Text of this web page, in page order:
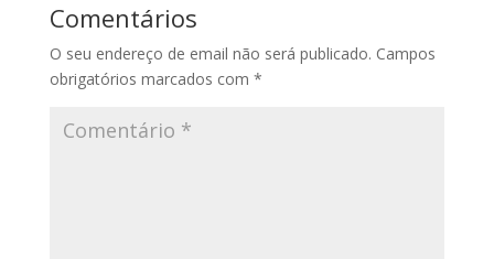
Comentários
O seu endereço de email não será publicado. Campos
obrigatórios marcados com *